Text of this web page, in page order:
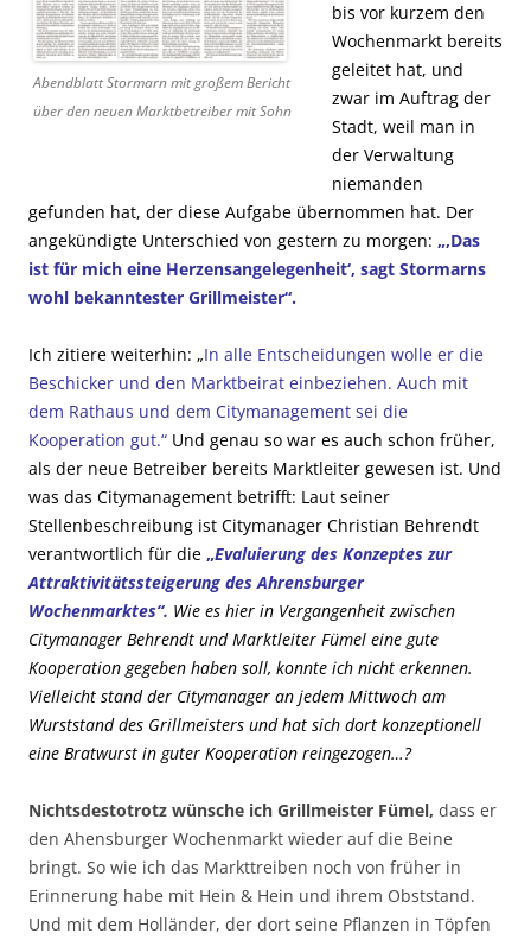
Abendblatt Stormarn mit großem Bericht
über den neuen Marktbetreiber mit Sohn
bis vor kurzem den
Wochenmarkt bereits
geleitet hat, und
zwar im Auftrag der
Stadt, weil man in
der Verwaltung
niemanden
gefunden hat, der diese Aufgabe übernommen hat. Der
angekündigte Unterschied von gestern zu morgen: „‚Das
ist für mich eine Herzensangelegenheit‘, sagt Stormarns
wohl bekanntester Grillmeister“.
Ich zitiere weiterhin: „In alle Entscheidungen wolle er die
Beschicker und den Marktbeirat einbeziehen. Auch mit
dem Rathaus und dem Citymanagement sei die
Kooperation gut.“ Und genau so war es auch schon früher,
als der neue Betreiber bereits Marktleiter gewesen ist. Und
was das Citymanagement betrifft: Laut seiner
Stellenbeschreibung ist Citymanager Christian Behrendt
verantwortlich für die „Evaluierung des Konzeptes zur
Attraktivitätssteigerung des Ahrensburger
Wochenmarktes“. Wie es hier in Vergangenheit zwischen
Citymanager Behrendt und Marktleiter Fümel eine gute
Kooperation gegeben haben soll, konnte ich nicht erkennen.
Vielleicht stand der Citymanager an jedem Mittwoch am
Wurststand des Grillmeisters und hat sich dort konzeptionell
eine Bratwurst in guter Kooperation reingezogen…?
Nichtsdestotrotz wünsche ich Grillmeister Fümel, dass er
den Ahensburger Wochenmarkt wieder auf die Beine
bringt. So wie ich das Markttreiben noch von früher in
Erinnerung habe mit Hein & Hein und ihrem Obststand.
Und mit dem Holländer, der dort seine Pflanzen in Töpfen